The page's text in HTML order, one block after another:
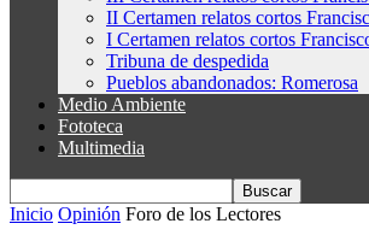
II Certamen relatos cortos
I Certamen relatos cortos
Tribuna de despedida
Pueblos abandonados: Romerosa
Medio Ambiente
Fototeca
Multimedia
Inicio Opinión Foro de los Lectores